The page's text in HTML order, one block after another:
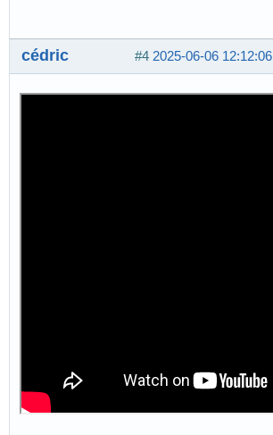
#4 2025-06-06 12:12:06
cédric